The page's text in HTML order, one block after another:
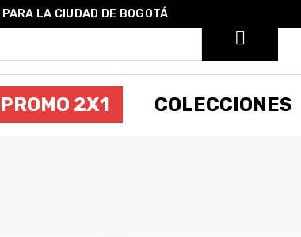
PARA LA CIUDAD DE BOGOTÁ
PROMO 2X1 COLECCIONES